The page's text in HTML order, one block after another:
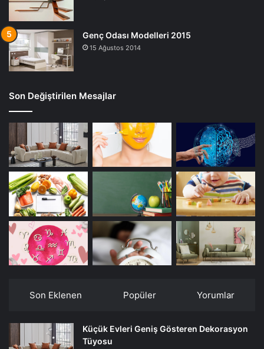
Genç Odası Modelleri 2015
15 Ağustos 2014
Son Değiştirilen Mesajlar
Son Eklenen Popüler Yorumlar
Küçük Evleri Geniş Gösteren Dekorasyon
Tüyosu